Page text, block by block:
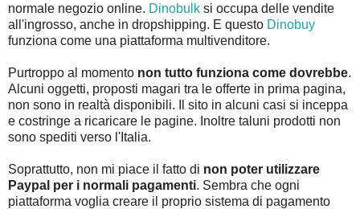
normale negozio online. Dinobulk si occupa delle vendite
all'ingrosso, anche in dropshipping. E questo Dinobuy
funziona come una piattaforma multivenditore.
Purtroppo al momento non tutto funziona come dovrebbe.
Alcuni oggetti, proposti magari tra le offerte in prima pagina,
non sono in realtà disponibili. Il sito in alcuni casi si inceppa
e costringe a ricaricare le pagine. Inoltre taluni prodotti non
sono spediti verso l'Italia.
Soprattutto, non mi piace il fatto di non poter utilizzare
Paypal per i normali pagamenti. Sembra che ogni
piattaforma voglia creare il proprio sistema di pagamento